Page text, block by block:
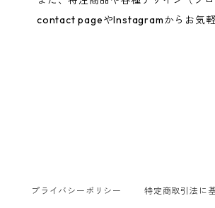
contact pageやInstagramからお気
プライバシーポリシー 特定商取引法に